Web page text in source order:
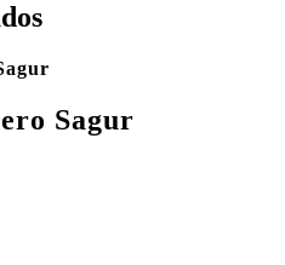
Sagur